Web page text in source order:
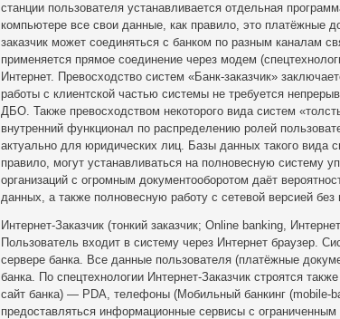
станции пользователя устанавливается отдельная
компьютере все свои данные, как правило, это платёжные
заказчик может соединяться с банком по разным каналам
применяется прямое соединение через модем
Интернет. Превосходство систем «Банк-заказчик»
работы с клиентской частью системы не требуется
ДБО. Также превосходством некоторого вида систем
внутренний функционал по распределению ролей
актуально для юридических лиц. Базы данных такого вида
правило, могут устанавливаться на полновесную систему
организаций с огромным документооборотом даёт
данных, а также полновесную работу с сетевой версией без
Интернет-Заказчик (тонкий заказчик; Online banking,
Пользователь входит в систему через Интернет браузер.
сервере банка. Все данные пользователя (платёжные
банка. По спецтехнологии Интернет-Заказчик строятся
сайт банка) — PDA, телефоны (Мобильный банкинг (mobile-
предоставляться информационные сервисы с